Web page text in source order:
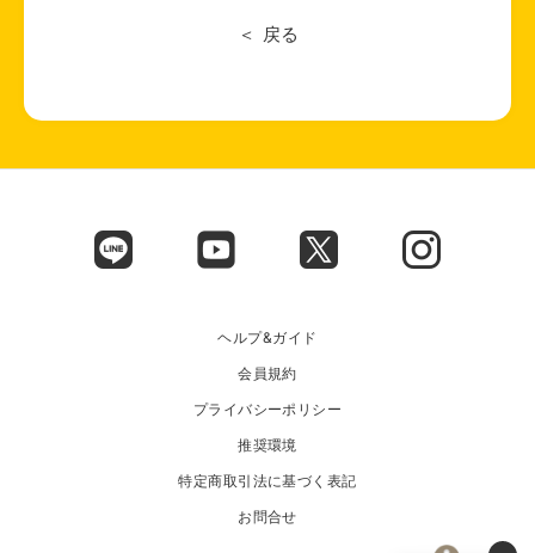
戻る
ヘルプ&ガイド
会員規約
プライバシーポリシー
推奨環境
特定商取引法に基づく表記
お問合せ